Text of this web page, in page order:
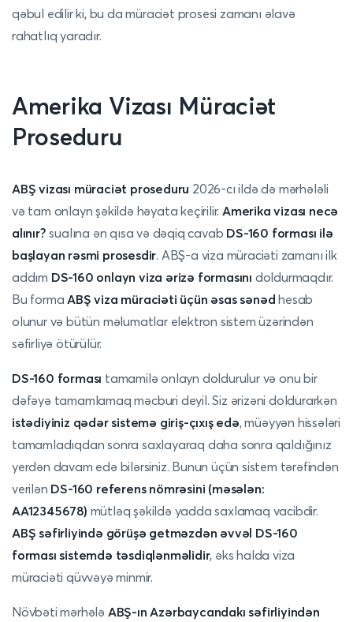
qəbul edilir ki, bu da müraciət prosesi zamanı əlavə
rahatlıq yaradır.
Amerika Vizası Müraciət
Proseduru
ABŞ vizası müraciət proseduru 2026-cı ildə də mərhələli
və tam onlayn şəkildə həyata keçirilir. Amerika vizası necə
alınır? sualına ən qısa və dəqiq cavab DS-160 forması ilə
başlayan rəsmi prosesdir. ABŞ-a viza müraciəti zamanı ilk
addım DS-160 onlayn viza ərizə formasını doldurmaqdır.
Bu forma ABŞ viza müraciəti üçün əsas sənəd hesab
olunur və bütün məlumatlar elektron sistem üzərindən
səfirliyə ötürülür.
DS-160 forması tamamilə onlayn doldurulur və onu bir
dəfəyə tamamlamaq məcburi deyil. Siz ərizəni doldurarkən
istədiyiniz qədər sistemə giriş-çıxış edə, müəyyən hissələri
tamamladıqdan sonra saxlayaraq daha sonra qaldığınız
yerdən davam edə bilərsiniz. Bunun üçün sistem tərəfindən
verilən DS-160 referens nömrəsini (məsələn:
AA12345678) mütləq şəkildə yadda saxlamaq vacibdir.
ABŞ səfirliyində görüşə getməzdən əvvəl DS-160
forması sistemdə təsdiqlənməlidir, əks halda viza
müraciəti qüvvəyə minmir.
Növbəti mərhələ ABŞ-ın Azərbaycandakı səfirliyindən